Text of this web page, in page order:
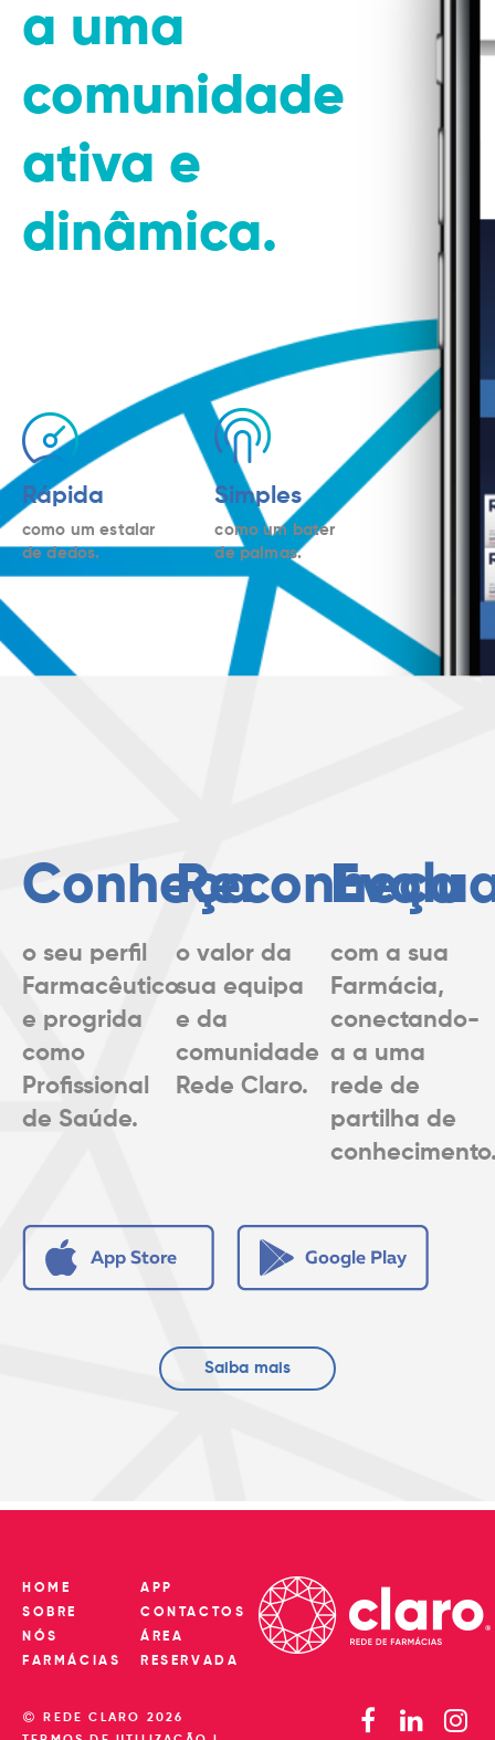
a uma
comunidade
ativa e
dinâmica.
Rápida
como um estalar
de dedos.
Simples
como um bater
de palmas.
Conheça
o seu perfil
Farmacêutico
e progrida
como
Profissional
de Saúde.
Reconheça
o valor da
sua equipa
e da
comunidade
Rede Claro.
com a sua
Farmácia,
conectando-
a a uma
rede de
partilha de
Saiba mais
HOME
SOBRE
NÓS
FARMÁCIAS
APP
CONTACTOS
ÁREA
RESERVADA
REDE CLARO 2026